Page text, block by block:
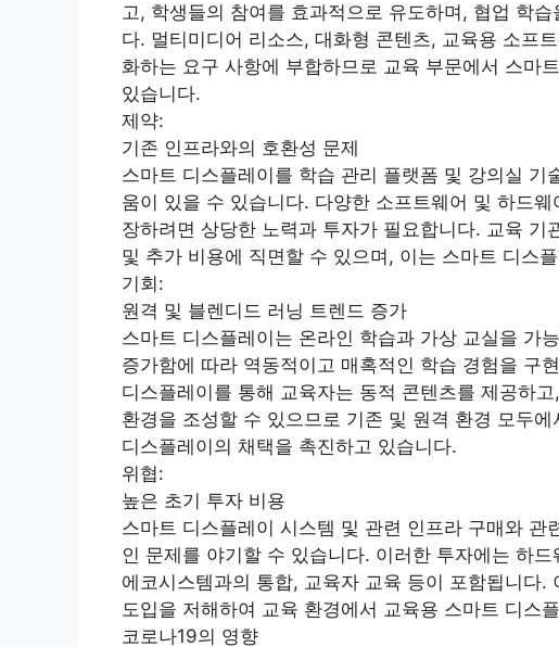
고, 학생들의 참여를 효과적으로 유도하며, 협업 학
다. 멀티미디어 리소스, 대화형 콘텐츠, 교육용 소프
화하는 요구 사항에 부합하므로 교육 부문에서 스마
있습니다.
제약:
기존 인프라와의 호환성 문제
스마트 디스플레이를 학습 관리 플랫폼 및 강의실 기
움이 있을 수 있습니다. 다양한 소프트웨어 및 하드
장하려면 상당한 노력과 투자가 필요합니다. 교육
및 추가 비용에 직면할 수 있으며, 이는 스마트 디스
기회:
원격 및 블렌디드 러닝 트렌드 증가
스마트 디스플레이는 온라인 학습과 가상 교실을 가
증가함에 따라 역동적이고 매혹적인 학습 경험을 구
디스플레이를 통해 교육자는 동적 콘텐츠를 제공하
환경을 조성할 수 있으므로 기존 및 원격 환경 모두
디스플레이의 채택을 촉진하고 있습니다.
위협:
높은 초기 투자 비용
스마트 디스플레이 시스템 및 관련 인프라 구매와 관
인 문제를 야기할 수 있습니다. 이러한 투자에는 하
에코시스템과의 통합, 교육자 교육 등이 포함됩니다
도입을 저해하여 교육 환경에서 교육용 스마트 디스
코로나19의 영향